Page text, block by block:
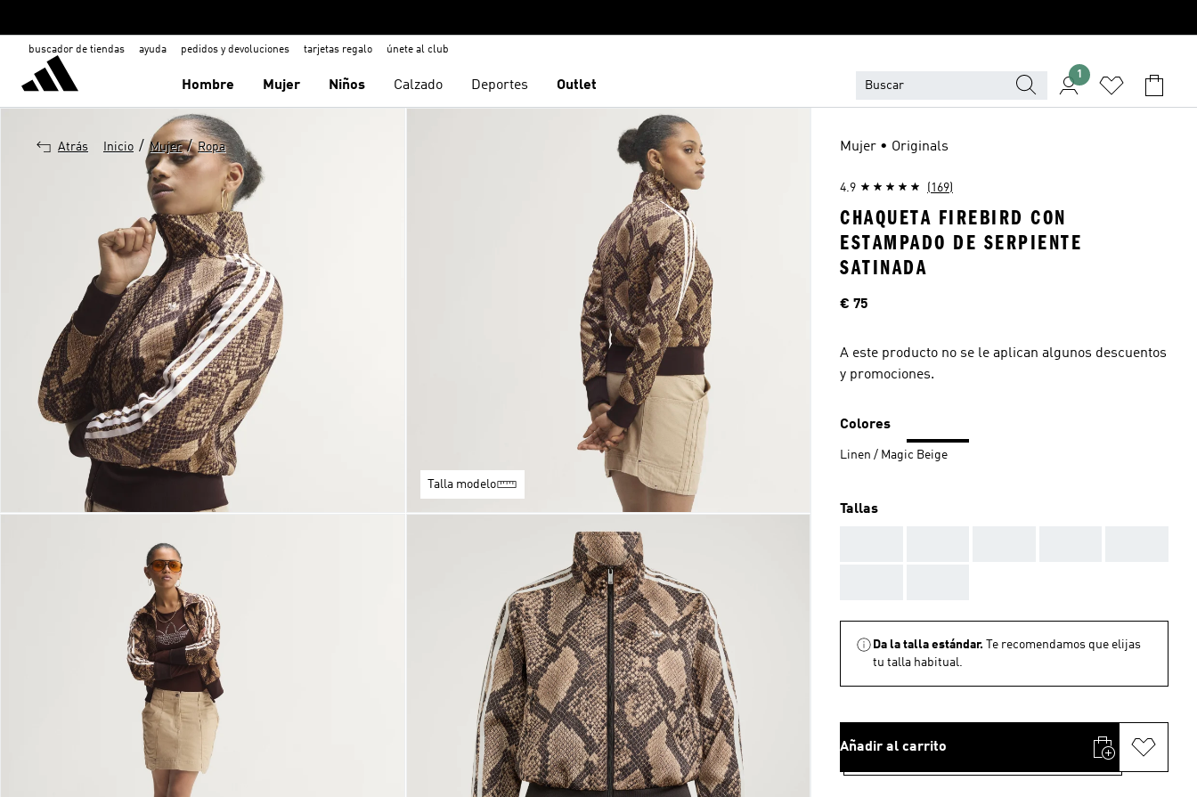
buscador de tiendas ayuda pedidos y devoluciones tarjetas regalo únete al club
Hombre Mujer Niños Calzado Deportes Outlet
1
Atrás Inicio / Mujer / Ropa
Talla modelo
Mujer • Originals
4.9 (169)
CHAQUETA FIREBIRD CON
ESTAMPADO DE SERPIENTE
SATINADA
Precio
€ 75
A este producto no se le aplican algunos descuentos
y promociones.
Colores
Linen / Magic Beige
Tallas
Da la talla estándar.
Te recomendamos que elijas
tu talla habitual.
Añadir al carrito